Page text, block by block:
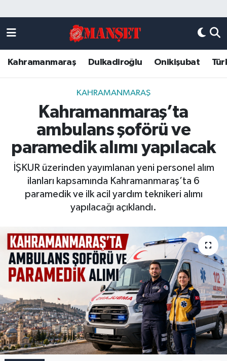
Kahramanmaraş Dulkadiroğlu Onikişubat
KAHRAMANMARAŞ
Kahramanmaraş’ta
ambulans şoförü ve
paramedik alımı yapılacak
İŞKUR üzerinden yayımlanan yeni personel alım
ilanları kapsamında Kahramanmaraş’ta 6
paramedik ve ilk acil yardım teknikeri alımı
yapılacağı açıklandı.
DULKADİROĞLU
KAHRAMANMARAŞ
ONİKİŞUBAT
ÖZEL HABER
Künye
Kahramanmaraş Nöbetçi Eczaneler
Kahramanmaraş Hava Durumu
Kahramanmaraş Trafik Yoğunluk Haritası
Süper Lig Puan Durumu ve Fikstür
Tüm Manşetler
Son Dakika Haberleri
Haber Arşivi